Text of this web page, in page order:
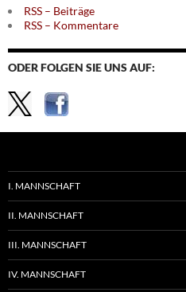
RSS – Beiträge
RSS – Kommentare
ODER FOLGEN SIE UNS AUF:
I. MANNSCHAFT
II. MANNSCHAFT
III. MANNSCHAFT
IV. MANNSCHAFT